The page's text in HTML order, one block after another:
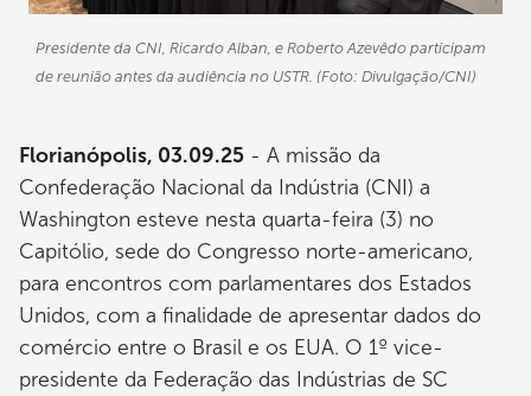
Presidente da CNI, Ricardo Alban, e Roberto Azevêdo participam
de reunião antes da audiência no USTR. (Foto: Divulgação/CNI)
Florianópolis, 03.09.25 - A missão da
Confederação Nacional da Indústria (CNI) a
Washington esteve nesta quarta-feira (3) no
Capitólio, sede do Congresso norte-americano,
para encontros com parlamentares dos Estados
Unidos, com a finalidade de apresentar dados do
comércio entre o Brasil e os EUA. O 1º vice-
presidente da Federação das Indústrias de SC